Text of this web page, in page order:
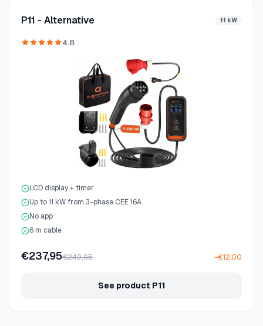
P11 - Alternative 11 kW
4.8
LCD display + timer
Up to 11 kW from 3-phase CEE 16A
No app
6 m cable
€237,95€249,95 −€12,00
See product P11